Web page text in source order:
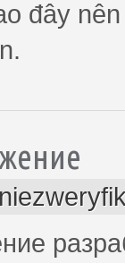
đây